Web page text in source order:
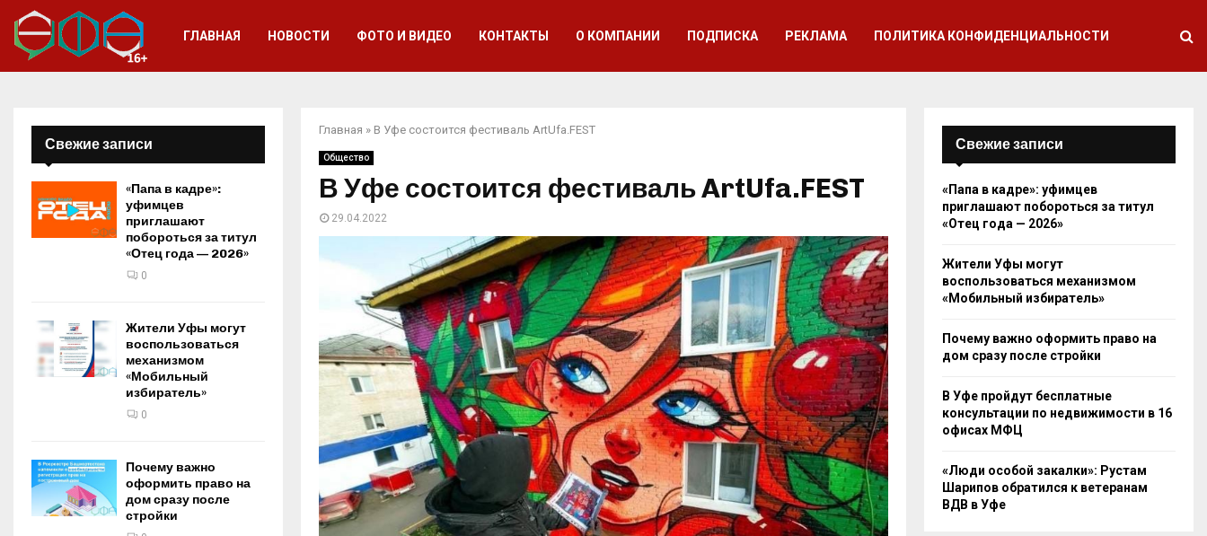
ГЛАВНАЯ НОВОСТИ ФОТО И ВИДЕО КОНТАКТЫ О КОМПАНИИ ПОДПИСКА РЕКЛАМА ПОЛИТИКА КОНФИДЕНЦИАЛЬНОСТИ
Главная » В Уфе состоится фестиваль ArtUfa.FEST
Общество
В Уфе состоится фестиваль ArtUfa.FEST
29.04.2022
Свежие записи
«Папа в кадре»:
уфимцев
приглашают
побороться за титул
«Отец года — 2026»
0
Жители Уфы могут
воспользоваться
механизмом
«Мобильный
избиратель»
0
Почему важно
оформить право на
дом сразу после
стройки
Свежие записи
«Папа в кадре»: уфимцев
приглашают побороться за титул
«Отец года — 2026»
Жители Уфы могут
воспользоваться механизмом
«Мобильный избиратель»
Почему важно оформить право на
дом сразу после стройки
В Уфе пройдут бесплатные
консультации по недвижимости в 16
офисах МФЦ
«Люди особой закалки»: Рустам
Шарипов обратился к ветеранам
ВДВ в Уфе